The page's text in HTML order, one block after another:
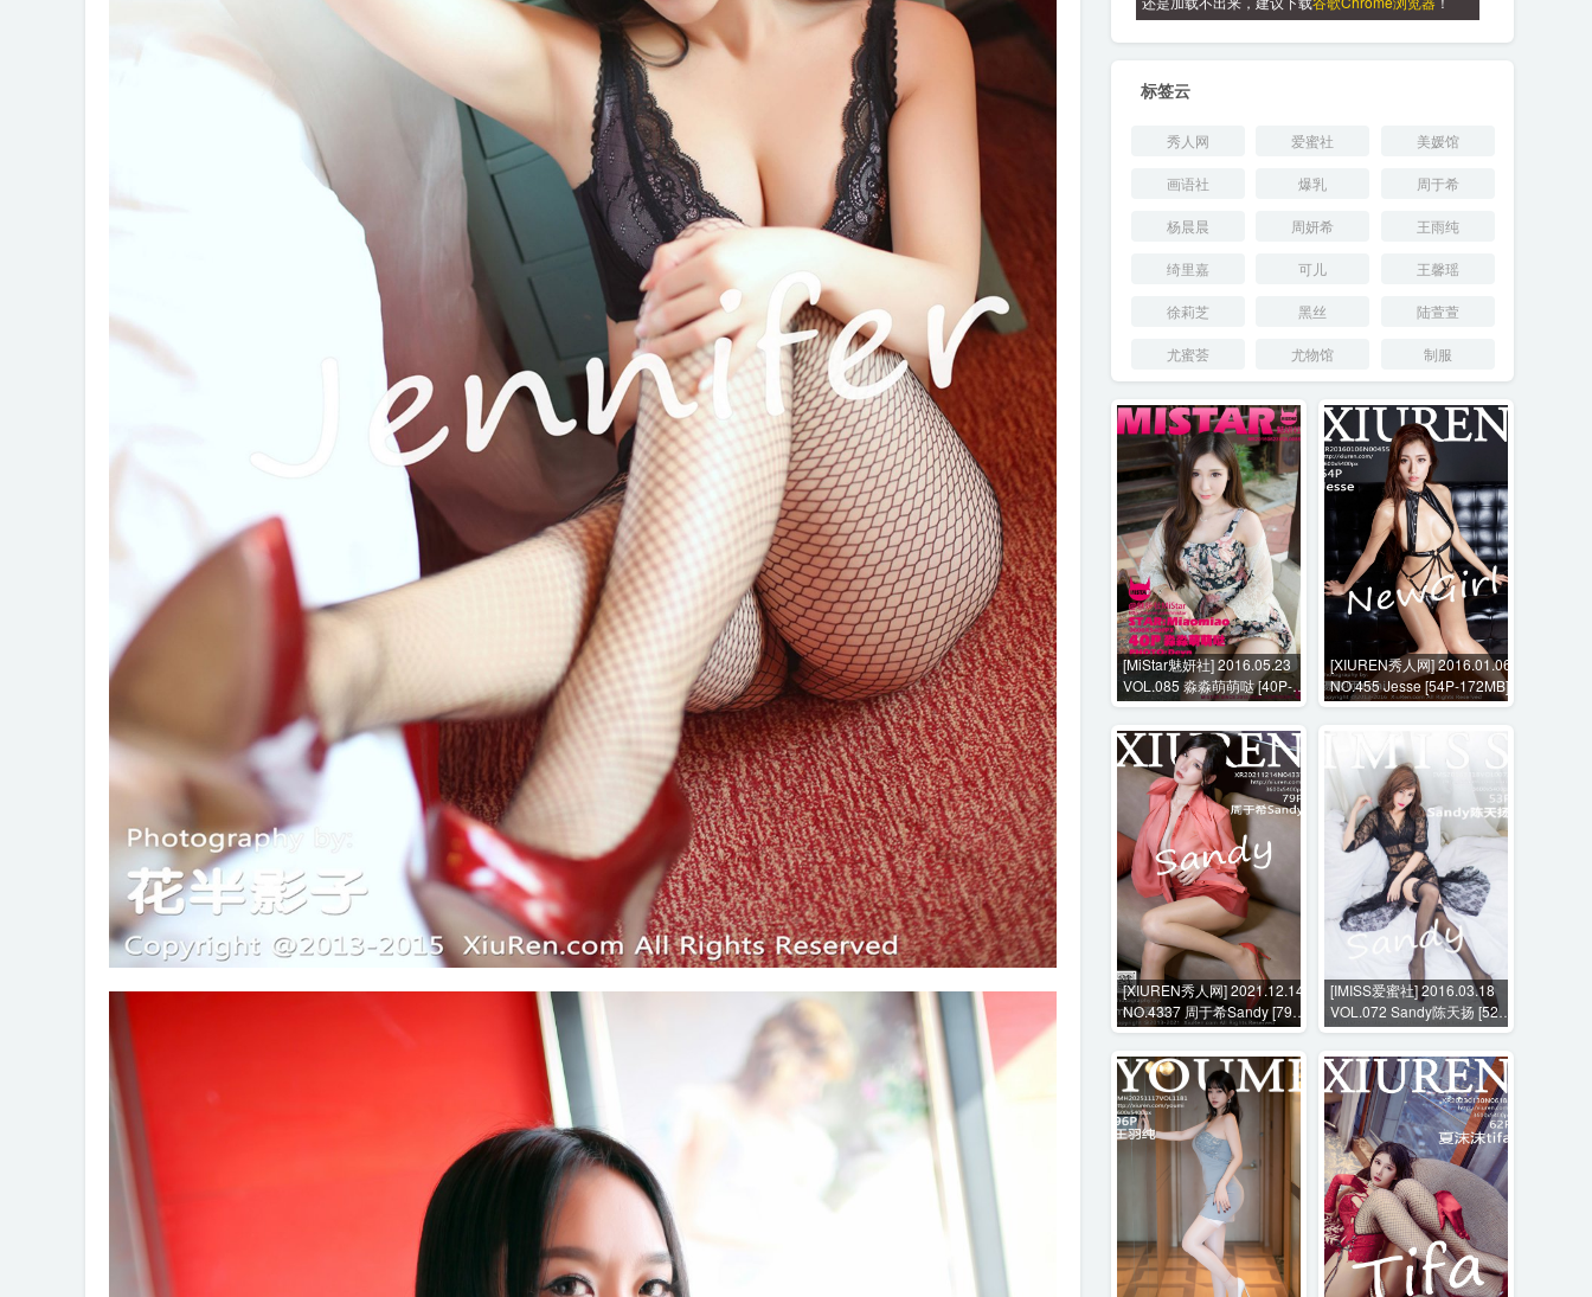
标签云
秀人网 爱蜜社 美媛馆
画语社 爆乳 周于希
杨晨晨 周妍希 王雨纯
绮里嘉 可儿 王馨瑶
徐莉芝 黑丝 陆萱萱
尤蜜荟 尤物馆 制服
[MiStar魅妍社] 2016.05.23
VOL.085 淼淼萌萌哒 [40P-
155M]
[XIUREN秀人网] 2016.01.06
NO.455 Jesse [54P-172MB]
[XIUREN秀人网] 2021.12.14
NO.4337 周于希Sandy [79P-
789MB]
[IMISS爱蜜社] 2016.03.18
VOL.072 Sandy陈天扬 [52P-
160MB]